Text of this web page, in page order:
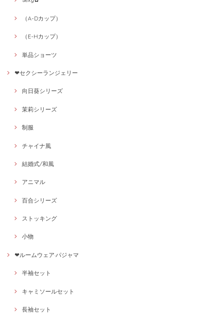
（A-Dカップ）
（E-Hカップ）
単品ショーツ
❤セクシーランジェリー
向日葵シリーズ
茉莉シリーズ
制服
チャイナ風
結婚式/和風
アニマル
百合シリーズ
ストッキング
小物
❤ルームウェア·パジャマ
半袖セット
キャミソールセット
長袖セット